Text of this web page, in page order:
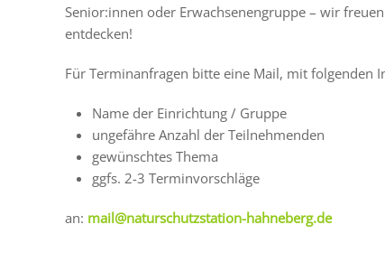
Senior:innen oder Erwachsenengruppe – wir
entdecken!
Für Terminanfragen bitte eine Mail, mit folgenden
Name der Einrichtung / Gruppe
ungefähre Anzahl der Teilnehmenden
gewünschtes Thema
ggfs. 2-3 Terminvorschläge
an: mail@naturschutzstation-hahneberg.de